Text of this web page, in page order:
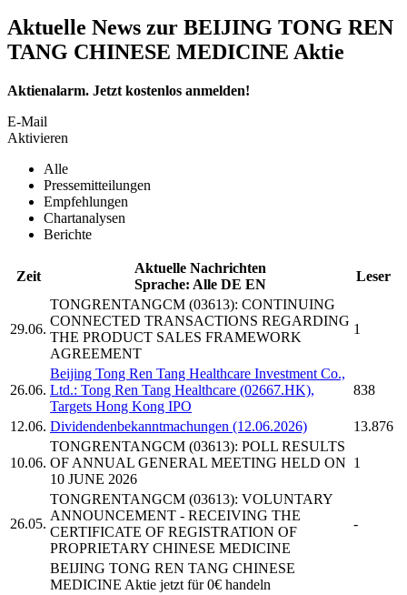
Aktuelle News zur BEIJING TONG REN
TANG CHINESE MEDICINE Aktie
Aktienalarm. Jetzt kostenlos anmelden!
E-Mail
Aktivieren
Alle
Pressemitteilungen
Empfehlungen
Chartanalysen
Berichte
Zeit
Aktuelle Nachrichten
Sprache: Alle DE EN
Leser
29.06.
TONGRENTANGCM (03613): CONTINUING
CONNECTED TRANSACTIONS REGARDING
THE PRODUCT SALES FRAMEWORK
AGREEMENT
1
26.06.
Beijing Tong Ren Tang Healthcare Investment Co.,
Ltd.: Tong Ren Tang Healthcare (02667.HK),
Targets Hong Kong IPO
838
12.06. Dividendenbekanntmachungen (12.06.2026) 13.876
10.06.
TONGRENTANGCM (03613): POLL RESULTS
OF ANNUAL GENERAL MEETING HELD ON
10 JUNE 2026
1
26.05.
TONGRENTANGCM (03613): VOLUNTARY
ANNOUNCEMENT - RECEIVING THE
CERTIFICATE OF REGISTRATION OF
PROPRIETARY CHINESE MEDICINE
-
BEIJING TONG REN TANG CHINESE
MEDICINE Aktie jetzt für 0€ handeln